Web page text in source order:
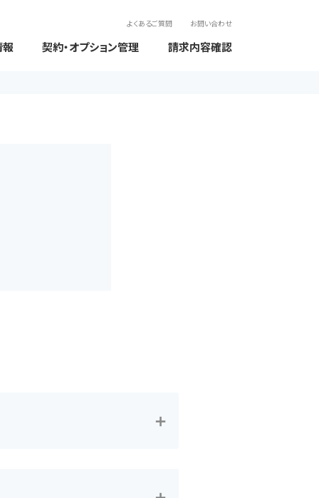
よくあるご質問 お問い合わせ
契約・オプション管理 請求内容確認